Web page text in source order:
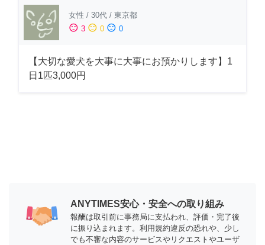
女性 / 30代 / 東京都
sentiment_satisfied 3 sentiment_neutral 0 sentiment_dissatisfied 0
【大切な愛犬を大事に大事にお預かりします】1
日1匹3,000円
ANYTIMES安心・安全への取り組み
報酬は取引前に事務局に支払われ、評価・完了後
に振り込まれます。利用規約違反の恐れや、少し
でも不審な内容のサービスやリクエストやユーザ